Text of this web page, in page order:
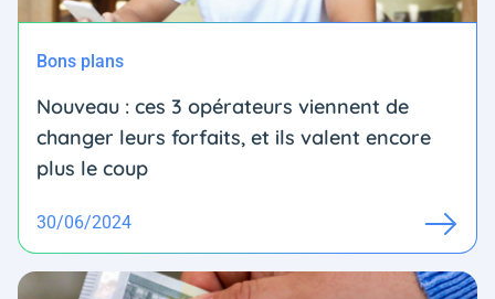
Bons plans
Nouveau : ces 3 opérateurs viennent de
changer leurs forfaits, et ils valent encore
plus le coup
30/06/2024